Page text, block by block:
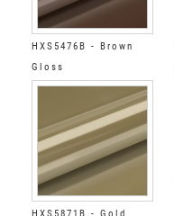
HXS5476B - Brown
Gloss
HXS5871B - Gold